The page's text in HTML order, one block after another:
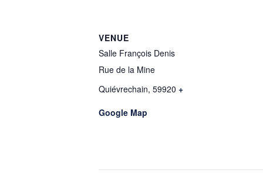
VENUE
Salle François Denis
Rue de la Mine
Quiévrechain, 59920 +
Google Map